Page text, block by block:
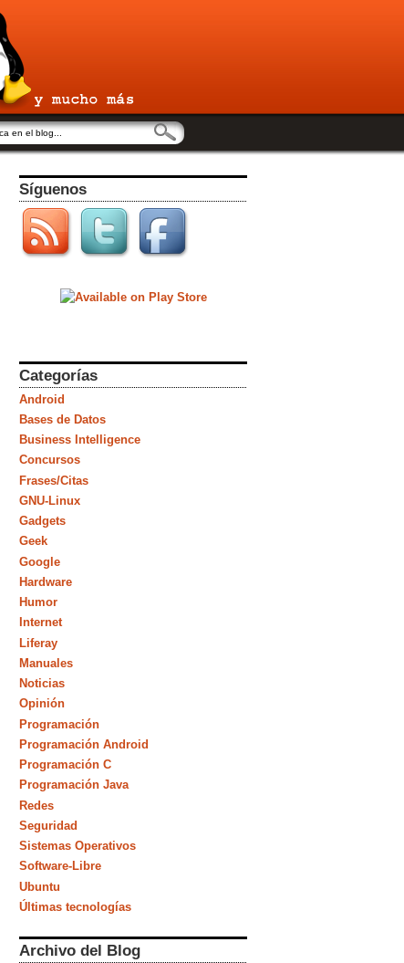
Síguenos
Categorías
Android
Bases de Datos
Business Intelligence
Concursos
Frases/Citas
GNU-Linux
Gadgets
Geek
Google
Hardware
Humor
Internet
Liferay
Manuales
Noticias
Opinión
Programación
Programación Android
Programación C
Programación Java
Redes
Seguridad
Sistemas Operativos
Software-Libre
Ubuntu
Últimas tecnologías
Archivo del Blog